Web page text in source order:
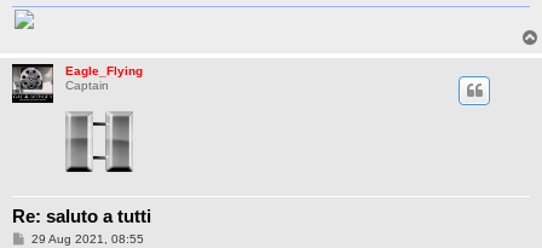
Eagle_Flying
Captain
Re: saluto a tutti
P29 Aug 2021, 08:55